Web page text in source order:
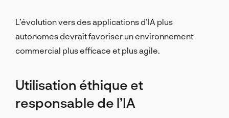
L’évolution vers des applications d’IA plus
autonomes devrait favoriser un environnement
commercial plus efficace et plus agile.
Utilisation éthique et
responsable de l’IA